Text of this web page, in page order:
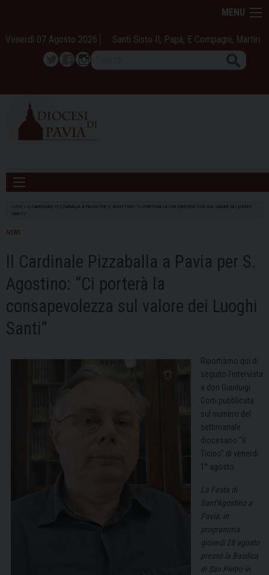
content
MENU
Venerdì 07 Agosto 2026 Santi Sisto II, Papa, E Compagni, Martiri
TwitterFacebook
Instagram
HOME
IL CARDINALE PIZZABALLA A PAVIA PER S. AGOSTINO: “CI PORTERÀ LA CONSAPEVOLEZZA SUL VALORE DEI LUOGHI
SANTI”
NEWS
Il Cardinale Pizzaballa a Pavia per S.
Agostino: “Ci porterà la
consapevolezza sul valore dei Luoghi
Santi”
Riportiamo qui di
seguito l’intervista
a don Gianluigi
Corti pubblicata
sul numero del
settimanale
diocesano “il
Ticino” di venerdì
1° agosto.
La Festa di
Sant’Agostino a
Pavia, in
programma
giovedì 28 agosto
presso la Basilica
di San Pietro in